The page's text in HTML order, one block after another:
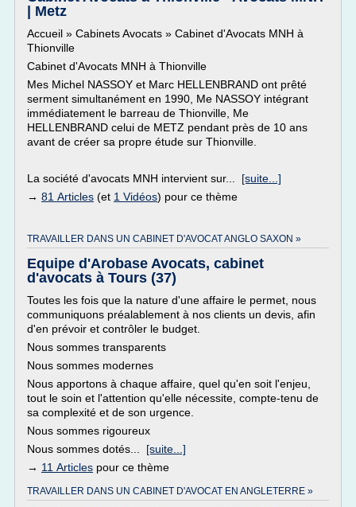
| Metz
Accueil » Cabinets Avocats » Cabinet d'Avocats MNH à
Thionville
Cabinet d'Avocats MNH à Thionville
Mes Michel NASSOY et Marc HELLENBRAND ont prêté
serment simultanément en 1990, Me NASSOY intégrant
immédiatement le barreau de Thionville, Me
HELLENBRAND celui de METZ pendant près de 10 ans
avant de créer sa propre étude sur Thionville.
La société d'avocats MNH intervient sur... [suite...]
→ 81 Articles (et 1 Vidéos) pour ce thème
TRAVAILLER DANS UN CABINET D'AVOCAT ANGLO SAXON »
Equipe d'Arobase Avocats, cabinet
d'avocats à Tours (37)
Toutes les fois que la nature d'une affaire le permet, nous
communiquons préalablement à nos clients un devis, afin
d'en prévoir et contrôler le budget.
Nous sommes transparents
Nous sommes modernes
Nous apportons à chaque affaire, quel qu'en soit l'enjeu,
tout le soin et l'attention qu'elle nécessite, compte-tenu de
sa complexité et de son urgence.
Nous sommes rigoureux
Nous sommes dotés... [suite...]
→ 11 Articles pour ce thème
TRAVAILLER DANS UN CABINET D'AVOCAT EN ANGLETERRE »